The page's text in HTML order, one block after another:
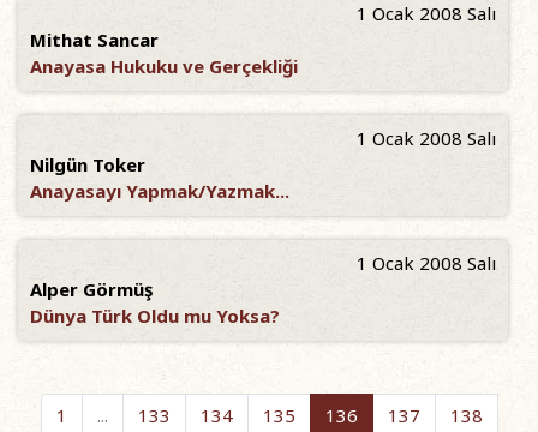
1 Ocak 2008 Salı
Mithat Sancar
Anayasa Hukuku ve Gerçekliği
1 Ocak 2008 Salı
Nilgün Toker
Anayasayı Yapmak/Yazmak...
1 Ocak 2008 Salı
Alper Görmüş
Dünya Türk Oldu mu Yoksa?
1 ... 133 134 135 136 137
138